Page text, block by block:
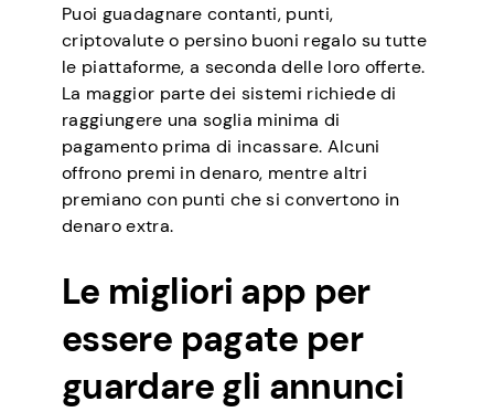
Puoi guadagnare contanti, punti,
criptovalute o persino buoni regalo su tutte
le piattaforme, a seconda delle loro offerte.
La maggior parte dei sistemi richiede di
raggiungere una soglia minima di
pagamento prima di incassare. Alcuni
offrono premi in denaro, mentre altri
premiano con punti che si convertono in
denaro extra.
Le migliori app per
essere pagate per
guardare gli annunci